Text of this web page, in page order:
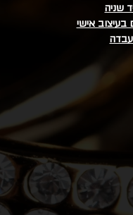
שניה
בעיצוב אישי